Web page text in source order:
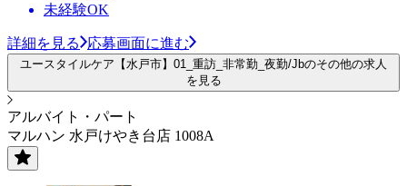
未経験OK
詳細を見る 応募画面に進む
ユースタイルケア【水戸市】01_重訪_非常勤_夜勤/Jbのその他の求人
を見る
アルバイト・パート
マルハン 水戸けやき台店 1008A